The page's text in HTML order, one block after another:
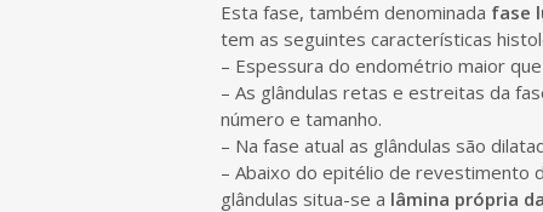
n
t
Esta fase, também denominada fase
tem as seguintes características
– Espessura do endométrio maior
– As glândulas retas e estreitas da
número e tamanho.
– Na fase atual as glândulas são
– Abaixo do epitélio de revestimento
glândulas situa-se a lâmina própria